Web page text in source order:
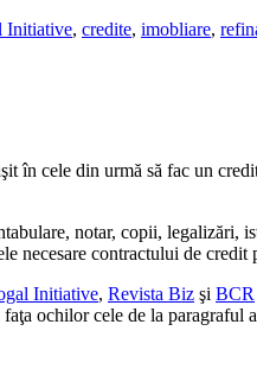
Initiative, credite, imobliare,
în cele din urmă să fac un
notar, copii, legalizări,
necesare contractului de credit
Initiative, Revista Biz şi BCR
ochilor cele de la paragraful